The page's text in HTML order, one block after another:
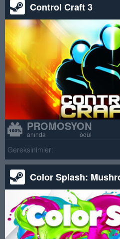
Control Craft 3
PROMOSYON
anında ödül
Gereksinimler:
Color Splash: